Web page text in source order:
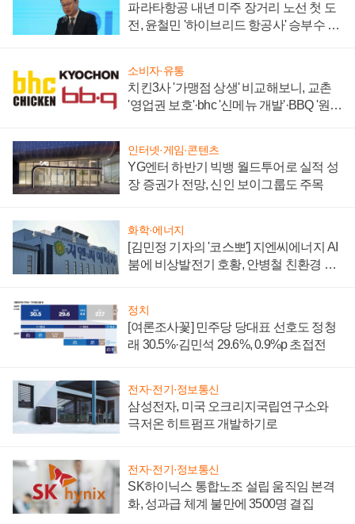
파라타항공 내년 미주 장거리 노선 첫 도
전, 윤철민 '하이브리드 항공사' 승부수 통
소비자·유통
치킨3사 '가맹점 상생' 비교해보니, 교촌
'영업권 보호'·bhc '신메뉴 개발'·BBQ '원가
인터넷·게임·콘텐츠
YG엔터 하반기 빅뱅 월드투어로 실적 성
장 증권가 전망, 신인 보이그룹도 주목
화학·에너지
[김민정 기자의 '코스뽀'] 지엔씨에너지 AI
붐에 비상발전기 호황, 안병철 친환경 에
정치
[여론조사꽃] 민주당 당대표 선호도 정청
래 30.5%·김민석 29.6%, 0.9%p 초접전
전자·전기·정보통신
삼성전자, 미국 오크리지국립연구소와
극저온 히트펌프 개발하기로
전자·전기·정보통신
SK하이닉스 통합노조 설립 움직임 본격
화, 성과급 체계 불만에 3500명 결집